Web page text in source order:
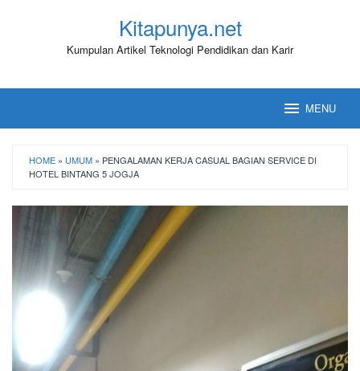
Kitapunya.net
Kumpulan Artikel Teknologi Pendidikan dan Karir
MENU
HOME » UMUM » PENGALAMAN KERJA CASUAL BAGIAN SERVICE DI
HOTEL BINTANG 5 JOGJA